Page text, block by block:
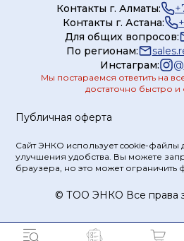
Публичная оферта
Сайт ЭНКО использует cookie-файлы
улучшения удобства. Вы можете
браузера, но это может ограничить
© ТOO ЭНКО Все права
Контакты г. Алматы:
Контакты г. Астана:
Для общих вопросов:
По регионам:
Инстаграм:
@
Мы постараемся ответить на
достаточно быстро и